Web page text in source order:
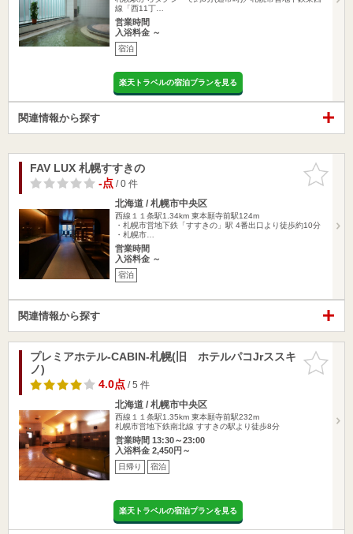
線「西11丁…
営業時間
入浴料金 ～
宿泊
楽天トラベルの宿泊プランを見る
関連情報から探す
お気に入
りに追加
FAV LUX 札幌すすきの
-点/ 0 件
北海道 / 札幌市中央区
西線１１条駅1.34km 東本願寺前駅124m
・札幌市営地下鉄「すすきの」駅 4番出口より徒歩約10分
・札幌市…
営業時間
入浴料金 ～
宿泊
関連情報から探す
お気に入
りに追加
プレミアホテル-CABIN-札幌(旧 ホテルパコJrススキ
ノ)
4.0点/ 5 件
北海道 / 札幌市中央区
西線１１条駅1.35km 東本願寺前駅232m
札幌市営地下鉄南北線 すすきの駅より徒歩8分
営業時間 13:30～23:00
入浴料金 2,450円～
日帰り 宿泊
楽天トラベルの宿泊プランを見る